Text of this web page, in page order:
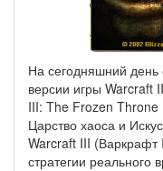
На сегодняшний
версии игры Warcraft
III: The Frozen Throne
Царство хаоса и
Warcraft III (Варкрафт
стратегии реального